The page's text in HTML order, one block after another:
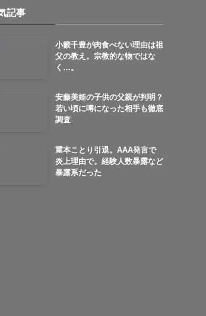
記事
小籔千豊が肉食べない理由は祖
父の教え。宗教的な物ではな
く…。
安藤美姫の子供の父親が判明？
若い頃に噂になった相手も徹底
調査
重本ことり引退。AAA発言で
炎上理由で。経験人数暴露など
暴露系だった